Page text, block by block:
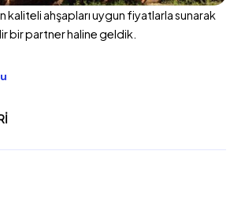
kaliteli ahşapları uygun fiyatlarla sunarak
bir partner haline geldik.